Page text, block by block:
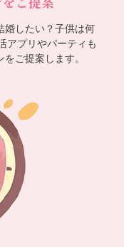
婚したい？子供は何
アプリやパーティも
ご提案します。